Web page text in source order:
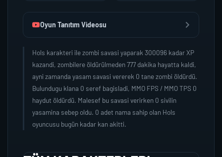
Oyun Tanıtım Videosu
Hols karakteri ile zombi savasi yaparak 300096 kadar XP
kazandi, zombilere öldürülmeden 777 dakika hayatta kaldi,
ayni zamanda yasam savasi vererek 0 tane zombi öldürdü.
Bulundugu klana 0 seref bagisladi, MMO FPS / MMO TPS 0
haydut öldürdü. Malesef bu savasi verirken 0 sivilin
yasamina sebep oldu. 0 adet nama sahip olan Hols
oyuncusu bugün kadar kan akitti.